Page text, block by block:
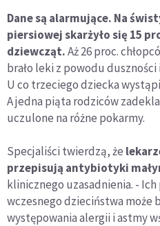
Dane są alarmujące. Na
piersiowej skarżyło się 15
dziewcząt.Aż 26 proc.
brało leki z powodu
U co trzeciego dziecka
A jedna piąta rodziców
uczulone na różne pokarmy.
Specjaliści twierdzą, że
przepisują antybiotyki
klinicznego uzasadnienia. -
wczesnego dzieciństwa może
występowania alergii i astmy